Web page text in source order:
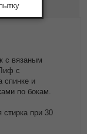
Оплата
с вязаным
с
спинке и
по бокам.
стирка при 30